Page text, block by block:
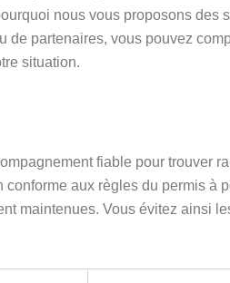
nous vous proposons
partenaires, vous pouvez
situation.
fiable pour trouver
aux règles du permis à
maintenues. Vous évitez ainsi